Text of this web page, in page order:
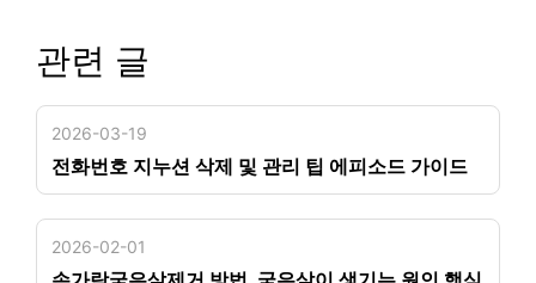
관련 글
2026-03-19
전화번호 지누션 삭제 및 관리 팁 에피소드 가이드
2026-02-01